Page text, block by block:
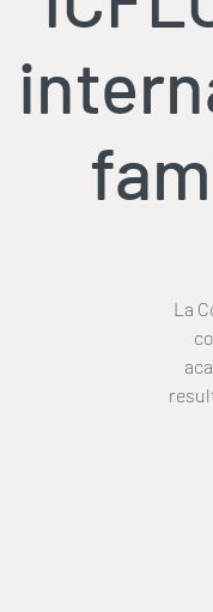
La